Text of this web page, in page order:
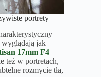
portrety
jak
17mm F4
też w portretach,
rozmycie tła,